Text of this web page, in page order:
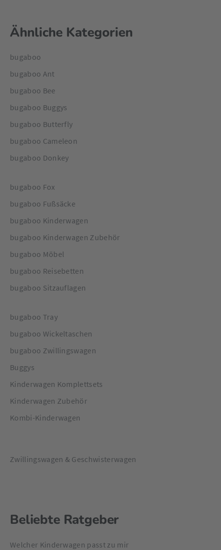
Ähnliche Kategorien
bugaboo
bugaboo Ant
bugaboo Bee
bugaboo Buggys
bugaboo Butterfly
bugaboo Cameleon
bugaboo Donkey
bugaboo Fox
bugaboo Fußsäcke
bugaboo Kinderwagen
bugaboo Kinderwagen Zubehör
bugaboo Möbel
bugaboo Reisebetten
bugaboo Sitzauflagen
bugaboo Tray
bugaboo Wickeltaschen
bugaboo Zwillingswagen
Buggys
Kinderwagen Komplettsets
Kinderwagen Zubehör
Kombi-Kinderwagen
Zwillingswagen & Geschwisterwagen
Beliebte Ratgeber
Welcher Kinderwagen passt zu mir